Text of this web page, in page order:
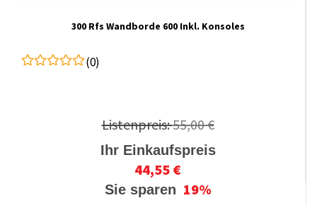
300 Rfs Wandborde 600 Inkl. Konsoles
(0)
Listenpreis:55,00 €
Ihr Einkaufspreis
44,55 €
Sie sparen 19%